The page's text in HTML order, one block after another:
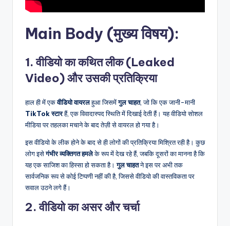
Main Body (मुख्य विषय):
1. वीडियो का कथित लीक (Leaked
Video) और उसकी प्रतिक्रिया
हाल ही में एकवीडियो वायरलहुआ जिसमेंगुल चाहत, जो कि एक जानी-मानी
TikTok स्टारहैं, एक विवादास्पद स्थिति में दिखाई देती हैं। यह वीडियो सोशल
मीडिया पर तहलका मचाने के बाद तेज़ी से वायरल हो गया है।
इस वीडियो के लीक होने के बाद से ही लोगों की प्रतिक्रिया मिश्रित रही है। कुछ
लोग इसेगंभीर व्यक्तिगत हमलेके रूप में देख रहे हैं, जबकि दूसरों का मानना है कि
यह एक साजिश का हिस्सा हो सकता है।गुल चाहतने इस पर अभी तक
सार्वजनिक रूप से कोई टिप्पणी नहीं की है, जिससे वीडियो की वास्तविकता पर
सवाल उठने लगे हैं।
2. वीडियो का असर और चर्चा